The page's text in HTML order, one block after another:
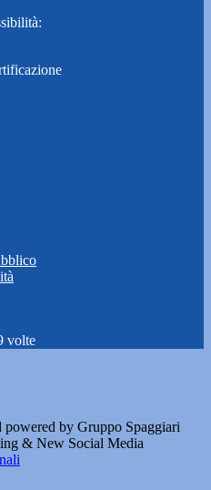
volte
by Gruppo Spaggiari
& New Social Media